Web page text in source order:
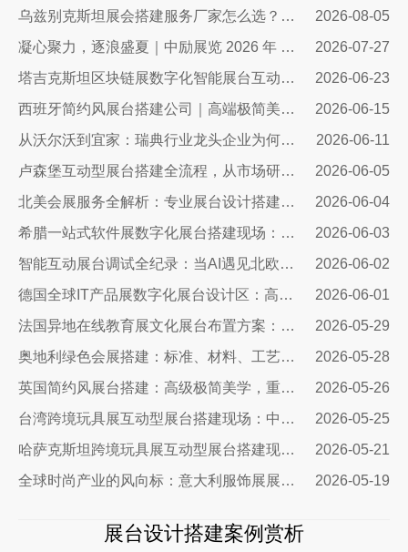
乌兹别克斯坦展会搭建服务厂家怎么选？避开行业乱象，实地工厂服务商才是参展标配
2026-08-05
凝心聚力，逐浪盛夏｜中励展览 2026 年 7 月莫干山三日团建之旅圆满收官
2026-07-27
塔吉克斯坦区块链展数字化智能展台互动区全方案：高转化、可溯源、适配中亚数字市场的展台搭建指南
2026-06-23
西班牙简约风展台搭建公司｜高端极简美学，打造欧洲展会专属展示空间
2026-06-15
从沃尔沃到宜家：瑞典行业龙头企业为何信赖我们的展台设计？
2026-06-11
卢森堡互动型展台搭建全流程，从市场研判、方案设计、技术落地……
2026-06-05
北美会展服务全解析：专业展台设计搭建，助力企业深耕北美市场
2026-06-04
希腊一站式软件展数字化展台搭建现场：科技赋能出海，打造欧洲数字展示新标杆
2026-06-03
智能互动展台调试全纪录：当AI遇见北欧展厅，一场技术与匠心交手的硬仗
2026-06-02
德国全球IT产品展数字化展台设计区：高端科技展台搭建核心方案
2026-06-01
法国异地在线教育展文化展台布置方案：兼顾品牌质感与引流转化
2026-05-29
奥地利绿色会展搭建：标准、材料、工艺与落地全解
2026-05-28
英国简约风展台搭建：高级极简美学，重塑国际展会品牌展示质感
2026-05-26
台湾跨境玩具展互动型展台搭建现场：中励展览设计搭建公司
2026-05-25
哈萨克斯坦跨境玩具展互动型展台搭建现场｜从图纸到落地，打造中亚流量标杆展台
2026-05-21
全球时尚产业的风向标：意大利服饰展展台设计公司
2026-05-19
展台设计搭建案例赏析